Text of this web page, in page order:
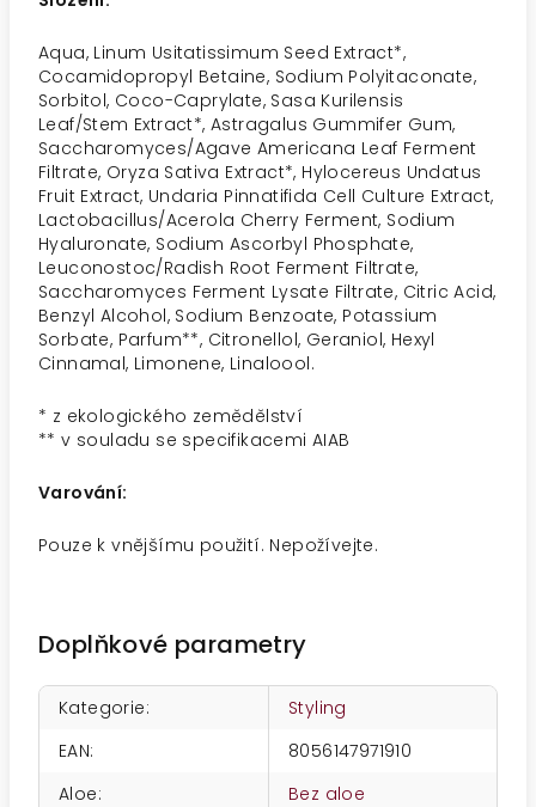
Aqua, Linum Usitatissimum Seed Extract*,
Cocamidopropyl Betaine, Sodium Polyitaconate,
Sorbitol, Coco-Caprylate, Sasa Kurilensis
Leaf/Stem Extract*, Astragalus Gummifer Gum,
Saccharomyces/Agave Americana Leaf Ferment
Filtrate, Oryza Sativa Extract*, Hylocereus Undatus
Fruit Extract, Undaria Pinnatifida Cell Culture Extract,
Lactobacillus/Acerola Cherry Ferment, Sodium
Hyaluronate, Sodium Ascorbyl Phosphate,
Leuconostoc/Radish Root Ferment Filtrate,
Saccharomyces Ferment Lysate Filtrate, Citric Acid,
Benzyl Alcohol, Sodium Benzoate, Potassium
Sorbate, Parfum**, Citronellol, Geraniol, Hexyl
Cinnamal, Limonene, Linaloool.
* z ekologického zemědělství
** v souladu se specifikacemi AIAB
Varování:
Pouze k vnějšímu použití. Nepožívejte.
Doplňkové parametry
Kategorie:
Styling
EAN:
8056147971910
Aloe:
Bez aloe